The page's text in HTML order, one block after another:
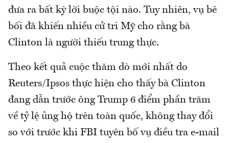
đưa ra bất kỳ lời buộc tội nào. Tuy nhiên, vụ bê
bối đã khiến nhiều cử tri Mỹ cho rằng bà
Clinton là người thiếu trung thực.
Theo kết quả cuộc thăm dò mới nhất do
Reuters/Ipsos thực hiện cho thấy bà Clinton
đang dẫn trước ông Trump 6 điểm phần trăm
về tỷ lệ ủng hộ trên toàn quốc, không thay đổi
so với trước khi FBI tuyên bố vụ điều tra e-mail